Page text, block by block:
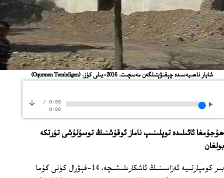
شايار ناھىيەسىدە چېقىۋېتىلگەن مەسچىت. 2016-يىلى كۈز. (Oqurmen Teminligen)
0:00
/
0:00
ھۇجۇمغا ئائىلىدە توپلىنىپ ناماز ئوقۇشنىڭ توسۇلۇشى تۈرتكە
بولغان
بىر كومپارتىيە ئەزاسىنىڭ ئاشكارىلىشىچە، 14-فېۋرال كۈنى گۇما